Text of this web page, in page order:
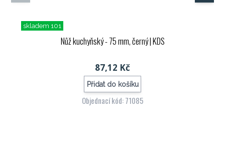
skladem 101
Nůž kuchyňský - 75 mm, černý| KDS
87,12 Kč
Přidat do košíku
Objednací kód: 71085